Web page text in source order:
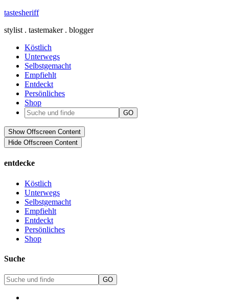
tastesheriff
stylist . tastemaker . blogger
Köstlich
Unterwegs
Selbstgemacht
Empfiehlt
Entdeckt
Persönliches
Shop
Show Offscreen Content
Hide Offscreen Content
entdecke
Köstlich
Unterwegs
Selbstgemacht
Empfiehlt
Entdeckt
Persönliches
Shop
Suche